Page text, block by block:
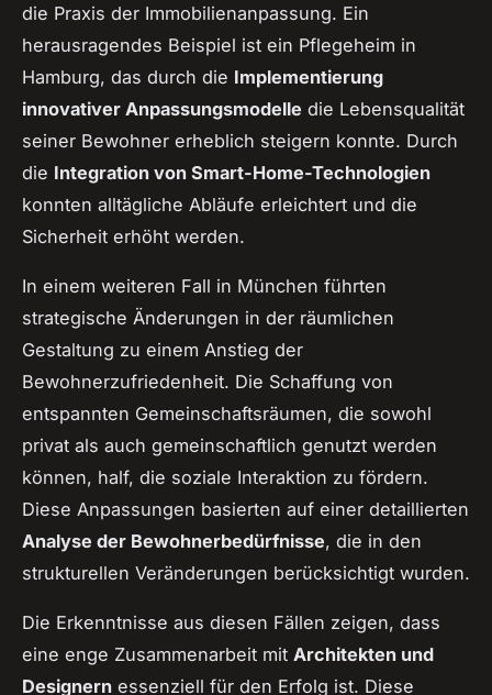
die Praxis der Immobilienanpassung. Ein
herausragendes Beispiel ist ein Pflegeheim in
Hamburg, das durch die Implementierung
innovativer Anpassungsmodelle die Lebensqualität
seiner Bewohner erheblich steigern konnte. Durch
die Integration von Smart-Home-Technologien
konnten alltägliche Abläufe erleichtert und die
Sicherheit erhöht werden.
In einem weiteren Fall in München führten
strategische Änderungen in der räumlichen
Gestaltung zu einem Anstieg der
Bewohnerzufriedenheit. Die Schaffung von
entspannten Gemeinschaftsräumen, die sowohl
privat als auch gemeinschaftlich genutzt werden
können, half, die soziale Interaktion zu fördern.
Diese Anpassungen basierten auf einer detaillierten
Analyse der Bewohnerbedürfnisse, die in den
strukturellen Veränderungen berücksichtigt wurden.
Die Erkenntnisse aus diesen Fällen zeigen, dass
eine enge Zusammenarbeit mit Architekten und
Designern essenziell für den Erfolg ist. Diese